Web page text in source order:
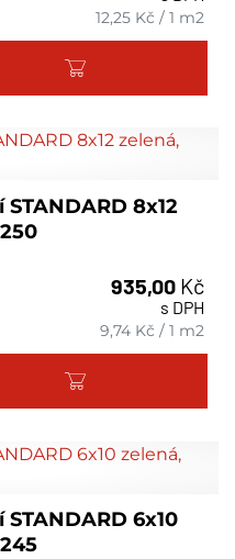
12,25 Kč /1 m2
8x12
935,00 Kč
s DPH
9,74 Kč /1 m2
6x10